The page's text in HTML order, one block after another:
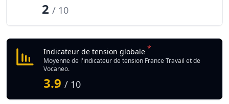
2 / 10
Indicateur de tension globale *
Moyenne de l'indicateur de tension France Travail et de
Vocaneo.
3.9 / 10